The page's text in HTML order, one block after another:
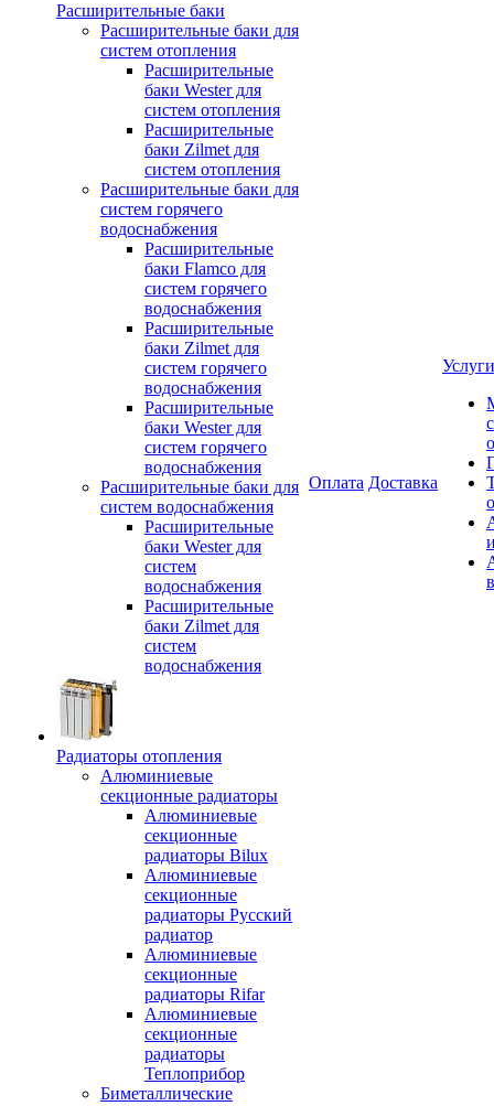
Расширительные баки
Расширительные баки для
систем отопления
Расширительные
баки Wester для
систем отопления
Расширительные
баки Zilmet для
систем отопления
Расширительные баки для
систем горячего
водоснабжения
Расширительные
баки Flamco для
систем горячего
водоснабжения
Расширительные
баки Zilmet для
систем горячего
водоснабжения
Расширительные
баки Wester для
систем горячего
водоснабжения
Расширительные баки для
систем водоснабжения
Расширительные
баки Wester для
систем
водоснабжения
Расширительные
баки Zilmet для
систем
водоснабжения
Радиаторы отопления
Алюминиевые
секционные радиаторы
Алюминиевые
секционные
радиаторы Bilux
Алюминиевые
секционные
радиаторы Русский
радиатор
Алюминиевые
секционные
радиаторы Rifar
Алюминиевые
секционные
радиаторы
Теплоприбор
Биметаллические
Оплата Доставка
Услуги